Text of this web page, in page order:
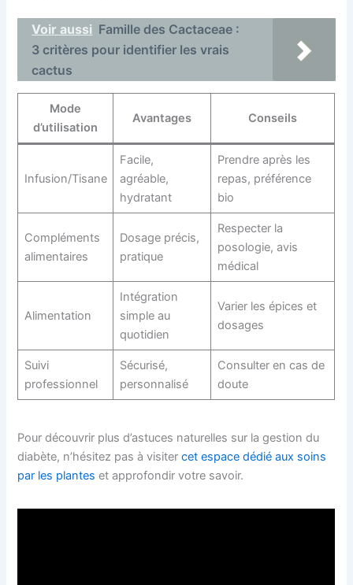
Voir aussi Famille des Cactaceae :
3 critères pour identifier les vrais
cactus
Mode
d’utilisation
Avantages Conseils
Infusion/Tisane
Facile,
agréable,
hydratant
Prendre après les
repas, préférence
bio
Compléments
alimentaires
Dosage précis,
pratique
Respecter la
posologie, avis
médical
Alimentation
Intégration
simple au
quotidien
Varier les épices et
dosages
Suivi
professionnel
Sécurisé,
personnalisé
Consulter en cas de
doute
Pour découvrir plus d’astuces naturelles sur la gestion du
diabète, n’hésitez pas à visitercet espace dédié aux soins
par les plantes et approfondir votre savoir.